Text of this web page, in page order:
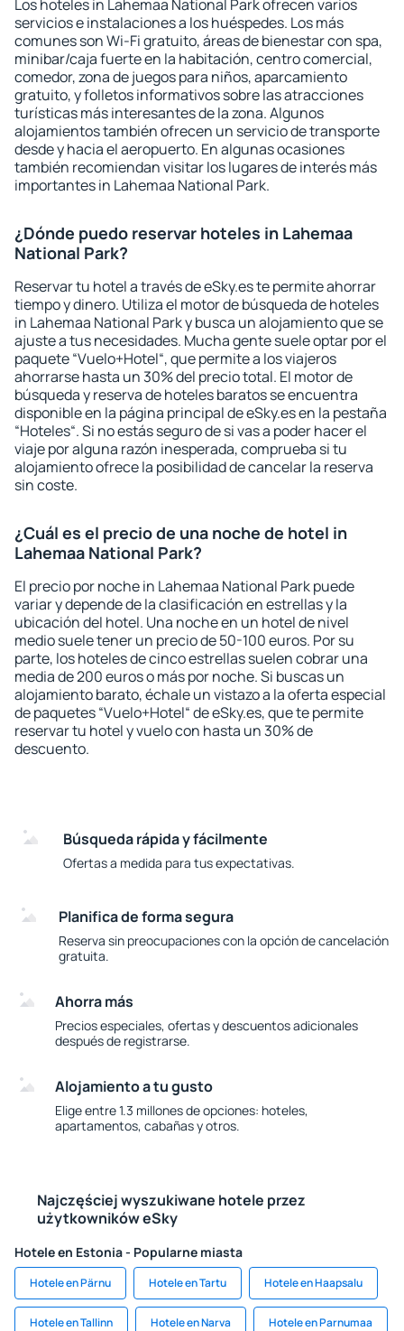
Los hoteles in Lahemaa National Park ofrecen varios
servicios e instalaciones a los huéspedes. Los más
comunes son Wi-Fi gratuito, áreas de bienestar con spa,
minibar/caja fuerte en la habitación, centro comercial,
comedor, zona de juegos para niños, aparcamiento
gratuito, y folletos informativos sobre las atracciones
turísticas más interesantes de la zona. Algunos
alojamientos también ofrecen un servicio de transporte
desde y hacia el aeropuerto. En algunas ocasiones
también recomiendan visitar los lugares de interés más
importantes in Lahemaa National Park.
¿Dónde puedo reservar hoteles in Lahemaa
National Park?
Reservar tu hotel a través de eSky.es te permite ahorrar
tiempo y dinero. Utiliza el motor de búsqueda de hoteles
in Lahemaa National Park y busca un alojamiento que se
ajuste a tus necesidades. Mucha gente suele optar por el
paquete “Vuelo+Hotel“, que permite a los viajeros
ahorrarse hasta un 30% del precio total. El motor de
búsqueda y reserva de hoteles baratos se encuentra
disponible en la página principal de eSky.es en la pestaña
“Hoteles“. Si no estás seguro de si vas a poder hacer el
viaje por alguna razón inesperada, comprueba si tu
alojamiento ofrece la posibilidad de cancelar la reserva
sin coste.
¿Cuál es el precio de una noche de hotel in
Lahemaa National Park?
El precio por noche in Lahemaa National Park puede
variar y depende de la clasificación en estrellas y la
ubicación del hotel. Una noche en un hotel de nivel
medio suele tener un precio de 50-100 euros. Por su
parte, los hoteles de cinco estrellas suelen cobrar una
media de 200 euros o más por noche. Si buscas un
alojamiento barato, échale un vistazo a la oferta especial
de paquetes “Vuelo+Hotel“ de eSky.es, que te permite
reservar tu hotel y vuelo con hasta un 30% de
descuento.
Búsqueda rápida y fácilmente
Ofertas a medida para tus expectativas.
Planifica de forma segura
Reserva sin preocupaciones con la opción de cancelación
gratuita.
Ahorra más
Precios especiales, ofertas y descuentos adicionales
después de registrarse.
Alojamiento a tu gusto
Elige entre 1.3 millones de opciones: hoteles,
apartamentos, cabañas y otros.
Najczęściej wyszukiwane hotele przez
użytkowników eSky
Hotele en Estonia - Popularne miasta
Hotele en Pärnu Hotele en Tartu Hotele en Haapsalu
Hotele en Tallinn Hotele en Narva Hotele en Parnumaa